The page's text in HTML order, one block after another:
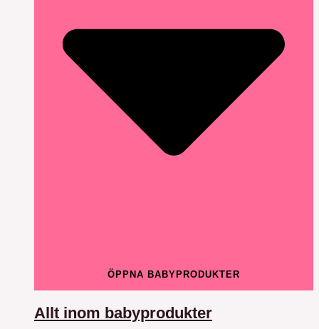
ÖPPNA BABYPRODUKTER
Allt inom babyprodukter